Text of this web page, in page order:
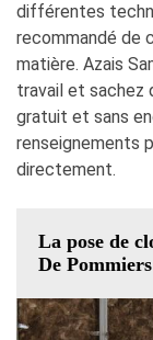
différentes
recommandé de
matière. Azais
travail et sachez
gratuit et sans
renseignements
directement.
La pose de
De